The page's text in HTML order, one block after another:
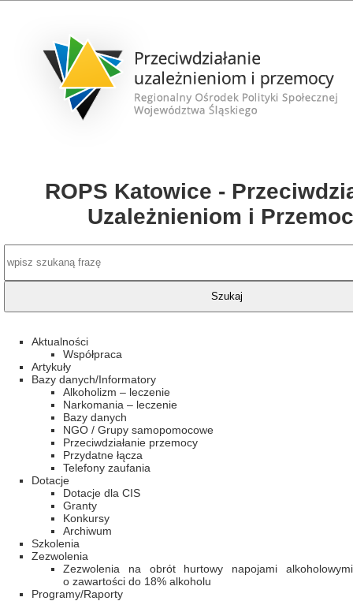
ROPS Katowice -
Uzależnieniom i
Aktualności
Współpraca
Artykuły
Bazy danych/Informatory
Alkoholizm – leczenie
Narkomania – leczenie
Bazy danych
NGO / Grupy samopomocowe
Przeciwdziałanie przemocy
Przydatne łącza
Telefony zaufania
Dotacje
Dotacje dla CIS
Granty
Konkursy
Archiwum
Szkolenia
Zezwolenia
Zezwolenia na obrót hurtowy napojami alkoholowymi
o zawartości do 18% alkoholu
Programy/Raporty